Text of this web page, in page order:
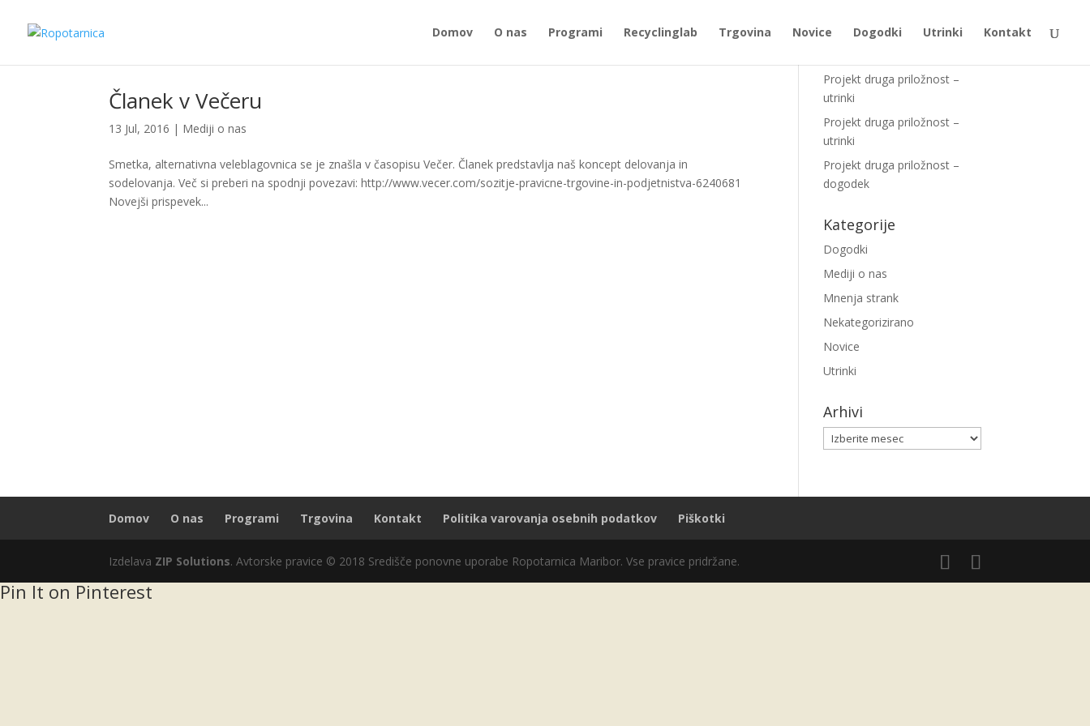
Domov O nas Programi Recyclinglab Trgovina Novice Dogodki Utrinki Kontakt
Članek v Večeru
13 Jul, 2016 | Mediji o nas
Smetka, alternativna veleblagovnica se je znašla v časopisu Večer. Članek predstavlja naš koncept delovanja in
sodelovanja. Več si preberi na spodnji povezavi: http://www.vecer.com/sozitje-pravicne-trgovine-in-podjetnistva-6240681
Novejši prispevek...
Projekt druga priložnost –
utrinki
Projekt druga priložnost –
utrinki
Projekt druga priložnost –
dogodek
Kategorije
Dogodki
Mediji o nas
Mnenja strank
Nekategorizirano
Novice
Utrinki
Arhivi
Arhivi
Domov O nas Programi Trgovina Kontakt Politika varovanja osebnih podatkov Piškotki
Izdelava ZIP Solutions. Avtorske pravice © 2018 Središče ponovne uporabe Ropotarnica Maribor. Vse pravice pridržane.
Pin It on Pinterest